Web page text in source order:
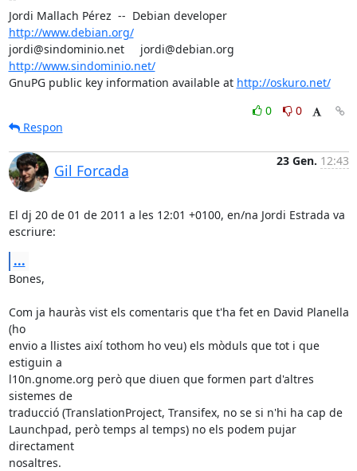
Jordi Mallach Pérez  --  Debian developer
http://www.debian.org/
http://www.sindominio.net/
GnuPG public key information available at http://oskuro.net/
0
0
Respon
Gil Forcada
23 Gen. 12:43
El dj 20 de 01 de 2011 a les 12:01 +0100, en/na Jordi Estrada va
escriure:
...
Bones,
Com ja hauràs vist els comentaris que t'ha fet en David Planella
(ho
envio a llistes així tothom ho veu) els mòduls que tot i que
estiguin a
l10n.gnome.org però que diuen que formen part d'altres
sistemes de
traducció (TranslationProject, Transifex, no se si n'hi ha cap de
Launchpad, però temps al temps) no els podem pujar
directament
nosaltres.